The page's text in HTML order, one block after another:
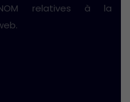
relatives à la